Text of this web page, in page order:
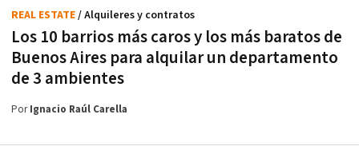
Los 10 barrios más caros y los más baratos de
Buenos Aires para alquilar un departamento
de 3 ambientes
REAL ESTATE/ Alquileres y contratos
PorIgnacio Raúl Carella